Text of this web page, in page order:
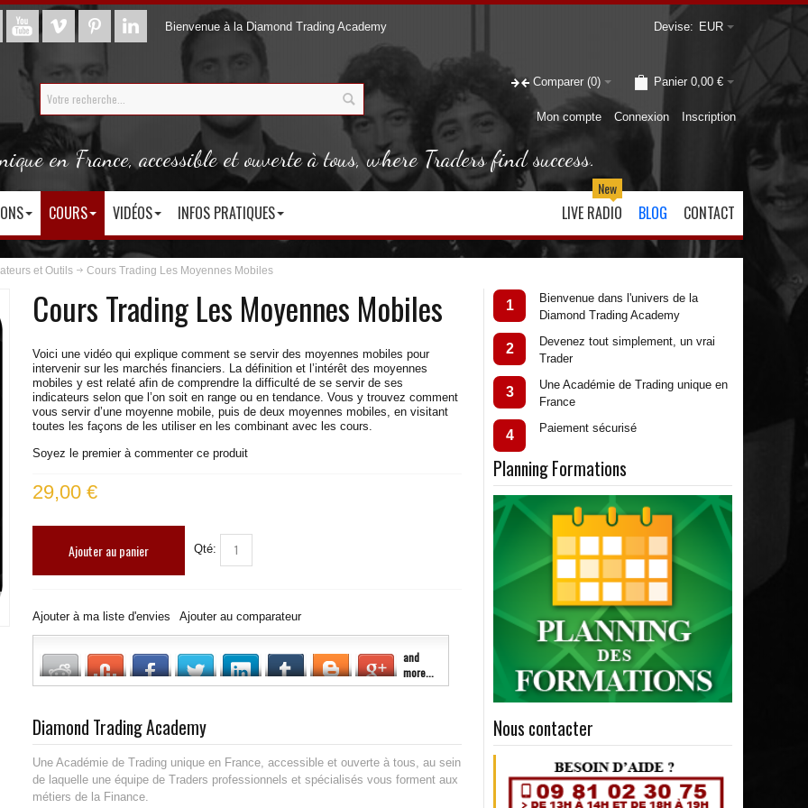
Bienvenue à la Diamond Trading Academy Devise: EUR
Panier 0,00 €
Comparer (0)
Mon compte Connexion Inscription
en France, accessible et ouverte à tous, where Traders find success.
COURS VIDÉOS INFOS PRATIQUES CONTACT
BLOG
LIVE RADIO
New
et Outils Cours Trading Les Moyennes Mobiles
Cours Trading Les Moyennes Mobiles
Voici une vidéo qui explique comment se servir des moyennes mobiles pour
intervenir sur les marchés financiers. La définition et l’intérêt des moyennes
mobiles y est relaté afin de comprendre la difficulté de se servir de ses
indicateurs selon que l’on soit en range ou en tendance. Vous y trouvez comment
vous servir d’une moyenne mobile, puis de deux moyennes mobiles, en visitant
toutes les façons de les utiliser en les combinant avec les cours.
Soyez le premier à commenter ce produit
29,00 €
Ajouter au panier Qté:
Ajouter à ma liste d'envies Ajouter au comparateur
and
more...
Diamond Trading Academy
Une Académie de Trading unique en France, accessible et ouverte à tous, au sein
de laquelle une équipe de Traders professionnels et spécialisés vous forment aux
métiers de la Finance.
1
Bienvenue dans l'univers de la
Diamond Trading Academy
2
Devenez tout simplement, un vrai
Trader
3
Une Académie de Trading unique en
France
4 Paiement sécurisé
Planning Formations
Nous contacter